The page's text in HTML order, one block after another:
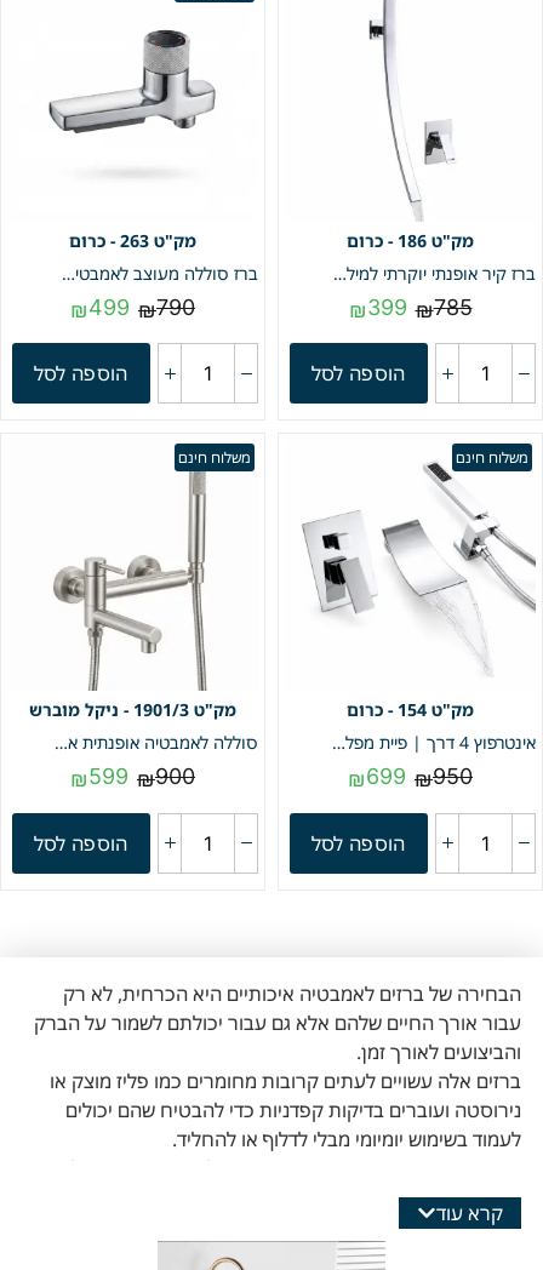
186 - כרום
ברז קיר אופנתי יוקרתי למילוי אמבטיה | ג'קוזי | כיור מקלחת – פיית מפל | 70 ס"מ | כרום | מק"ט 186
₪785
₪399
הוספה לסל
263 - כרום
ברז סוללה מעוצב לאמבטיה עם מפל | כרום | מק"ט 263
₪790
₪499
הוספה לסל
משלוח חינם
154 - כרום
אינטרפוץ 4 דרך | פיית מפל + מזלף יד | כרום | מק"ט 154
₪950
₪699
הוספה לסל
משלוח חינם
1901/3 - ניקל מוברש
סוללה לאמבטיה אופנתית איכותית פיית מילוי מתקפלת + מזלף יד וצינור גמיש | ניקל מוברש | מק"ט 1901/3
₪900
₪599
הוספה לסל
הבחירה של ברזים לאמבטיה איכותיים היא הכרחית, לא רק
עבור אורך החיים שלהם אלא גם עבור יכולתם לשמור על הברק
והביצועים לאורך זמן.
ברזים אלה עשויים לעתים קרובות מחומרים כמו פליז מוצק או
נירוסטה ועוברים בדיקות קפדניות כדי להבטיח שהם יכולים
לעמוד בשימוש יומיומי מבלי לדלוף או להחליד.
מבחינה עיצובית, אנחנו מציעים שפע של אפשרויות – החל
מסגנונות קלאסיים ועד עיצובים מינימליסטיים ומודרניים. הגימור
של הברזים, בין אם הוא כרום, שחור מט, זהב או כסף, יכול
להשפיע באופן דרמטי על המשיכה החזותית של חדר האמבטיה
קרא עוד